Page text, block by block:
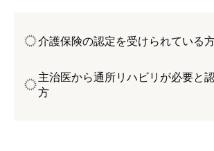
介護保険の認定を受けられている
主治医から通所リハビリが必要と
方